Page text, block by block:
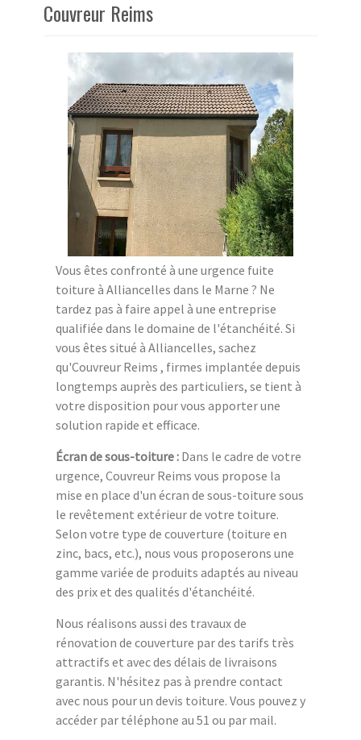
Couvreur Reims
Vous êtes confronté à une urgence fuite
toiture à Alliancelles dans le Marne ? Ne
tardez pas à faire appel à une entreprise
qualifiée dans le domaine de l'étanchéité. Si
vous êtes situé à Alliancelles, sachez
qu'Couvreur Reims , firmes implantée depuis
longtemps auprès des particuliers, se tient à
votre disposition pour vous apporter une
solution rapide et efficace.
Écran de sous-toiture : Dans le cadre de votre
urgence, Couvreur Reims vous propose la
mise en place d'un écran de sous-toiture sous
le revêtement extérieur de votre toiture.
Selon votre type de couverture (toiture en
zinc, bacs, etc.), nous vous proposerons une
gamme variée de produits adaptés au niveau
des prix et des qualités d'étanchéité.
Nous réalisons aussi des travaux de
rénovation de couverture par des tarifs très
attractifs et avec des délais de livraisons
garantis. N'hésitez pas à prendre contact
avec nous pour un devis toiture. Vous pouvez y
accéder par téléphone au 51 ou par mail.